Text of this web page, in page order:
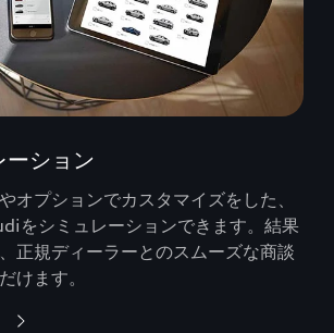
ーション
オプションでカスタマイズをした、
をシミュレーションできます。結果
正規ディーラーとのスムーズな商談
けます。